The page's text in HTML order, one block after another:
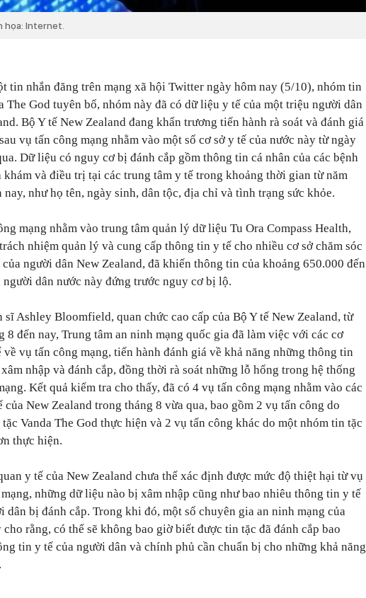
họa: Internet.
tin nhắn đăng trên mạng xã hội Twitter ngày hôm nay (5/10), nhóm tin
The God tuyên bố, nhóm này đã có dữ liệu y tế của một triệu người dân
Bộ Y tế New Zealand đang khẩn trương tiến hành rà soát và đánh giá
vụ tấn công mạng nhằm vào một số cơ sở y tế của nước này từ ngày
Dữ liệu có nguy cơ bị đánh cắp gồm thông tin cá nhân của các bệnh
khám và điều trị tại các trung tâm y tế trong khoảng thời gian từ năm
nay, như họ tên, ngày sinh, dân tộc, địa chỉ và tình trạng sức khỏe.
mạng nhằm vào trung tâm quản lý dữ liệu Tu Ora Compass Health,
nhiệm quản lý và cung cấp thông tin y tế cho nhiều cơ sở chăm sóc
của người dân New Zealand, đã khiến thông tin của khoảng 650.000 đến
dân nước này đứng trước nguy cơ bị lộ.
sĩ Ashley Bloomfield, quan chức cao cấp của Bộ Y tế New Zealand, từ
8 đến nay, Trung tâm an ninh mạng quốc gia đã làm việc với các cơ
về vụ tấn công mạng, tiến hành đánh giá về khả năng những thông tin
nhập và đánh cắp, đồng thời rà soát những lỗ hổng trong hệ thống
Kết quả kiểm tra cho thấy, đã có 4 vụ tấn công mạng nhằm vào các
của New Zealand trong tháng 8 vừa qua, bao gồm 2 vụ tấn công do
Vanda The God thực hiện và 2 vụ tấn công khác do một nhóm tin tặc
thực hiện.
y tế của New Zealand chưa thể xác định được mức độ thiệt hại từ vụ
những dữ liệu nào bị xâm nhập cũng như bao nhiêu thông tin y tế
dân bị đánh cắp. Trong khi đó, một số chuyên gia an ninh mạng của
cho rằng, có thể sẽ không bao giờ biết được tin tặc đã đánh cắp bao
tin y tế của người dân và chính phủ cần chuẩn bị cho những khả năng